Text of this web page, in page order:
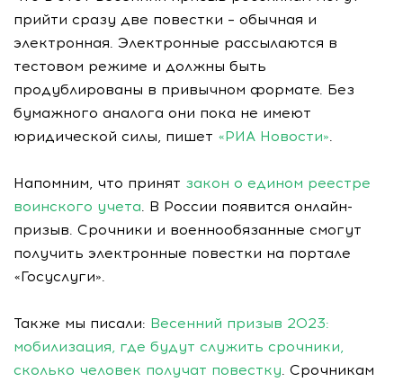
прийти сразу две повестки – обычная и
электронная. Электронные рассылаются в
тестовом режиме и должны быть
продублированы в привычном формате. Без
бумажного аналога они пока не имеют
юридической силы, пишет «РИА Новости».
Напомним, что принят закон о едином реестре
воинского учета. В России появится онлайн-
призыв. Срочники и военнообязанные смогут
получить электронные повестки на портале
«Госуслуги».
Также мы писали: Весенний призыв 2023:
мобилизация, где будут служить срочники,
сколько человек получат повестку. Срочникам